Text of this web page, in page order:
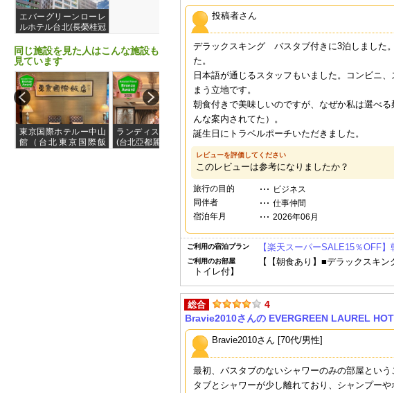
エバーグリーンローレ
ルホテル台北(長榮桂冠
同じ施設を見た人はこんな施設も
見ています
東京国際ホテルー中山
館（台北東京国際飯
ランディス台北ホテル
(台北亞都麗緻大飯店)
タンゴホテル林森館
パレ･デ･シンホテル
投稿者さん
デラックスキング バスタブ付きに3泊しました
た。
日本語が通じるスタッフもいました。コンビニ
まう立地です。
朝食付きで美味しいのですが、なぜか私は選べ
んな案内されてた）。
誕生日にトラベルポーチいただきました。
レビューを評価してください
このレビューは参考になりましたか？
旅行の目的
ビジネス
同伴者
仕事仲間
宿泊年月
2026年06月
ご利用の宿泊プラン 【楽天スーパーSALE15％OFF
ご利用のお部屋
【【朝食あり】■デラックスキ
トイレ付】
総合
4
Bravie2010さんの EVERGREEN LAUREL
Bravie2010さん [70代/男性]
最初、バスタブのないシャワーのみの部屋とい
タブとシャワーが少し離れており、シャンプー